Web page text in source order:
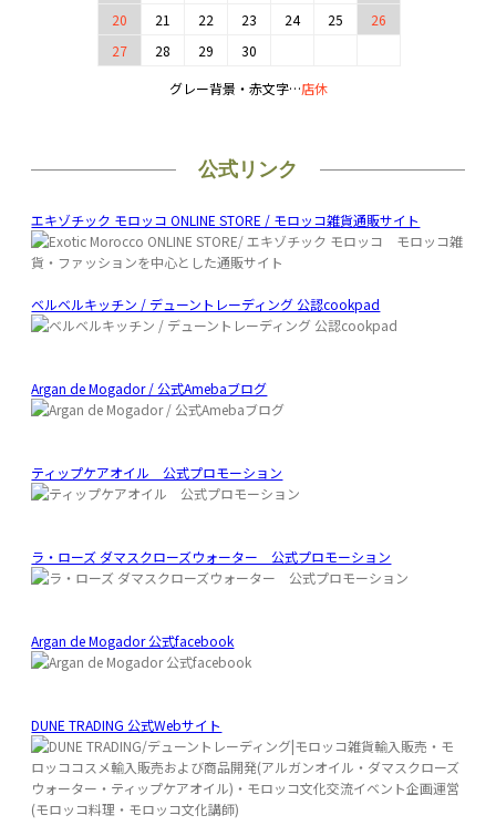
20
21 22 23 24 25
26
27
28 29
30
グレー背景・赤文字…店休
公式リンク
エキゾチック モロッコ ONLINE STORE / モロッコ雑貨通販サイト
ベルベルキッチン / デューントレーディング 公認cookpad
Argan de Mogador / 公式Amebaブログ
ティップケアオイル 公式プロモーション
ラ・ローズ ダマスクローズウォーター 公式プロモーション
Argan de Mogador 公式facebook
DUNE TRADING 公式Webサイト